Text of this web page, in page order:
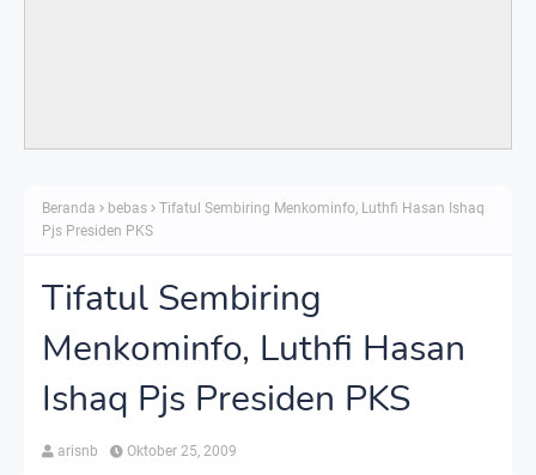
Beranda bebas
Tifatul Sembiring Menkominfo, Luthfi Hasan Ishaq
Pjs Presiden PKS
Tifatul Sembiring
Menkominfo, Luthfi Hasan
Ishaq Pjs Presiden PKS
arisnb Oktober 25, 2009